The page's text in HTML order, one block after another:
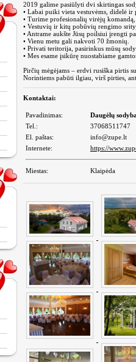
2019 galime pasiūlyti dvi skirtingas
• Labai puiki vieta vestuvėms, didelė
• Turime profesionalių virėjų
• Vestuvių ir kitų pobūvių rengimo
• Antrame aukšte Jūsų poilsiui įrengti
• Vienu metu gali nakvoti 70 žmonių.
• Privati teritorija, pasirinkus mūsų
• Mes esame įsikūrę nuostabiame
Pirčių mėgėjams – erdvi rusiška pirtis
Norintiems pabūti ilgiau, virš pirties,
Kontaktai:
Pavadinimas:
Daugėlų
Tel.:
37068511747
El. paštas:
info@zupe.lt
Internete:
https://
Miestas: Klaipėda